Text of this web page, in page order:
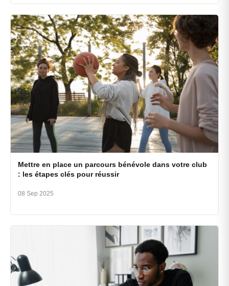
Mettre en place un parcours bénévole dans votre club
: les étapes clés pour réussir
08 Sep 2025